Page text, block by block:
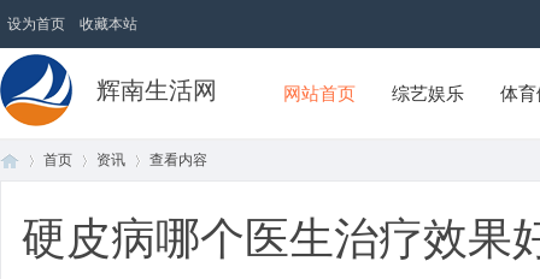
设为首页 收藏本站
辉南生活网 网站首页 综艺娱乐 体
首页
›
资讯
›
查看内容
硬皮病哪个医生治疗效果